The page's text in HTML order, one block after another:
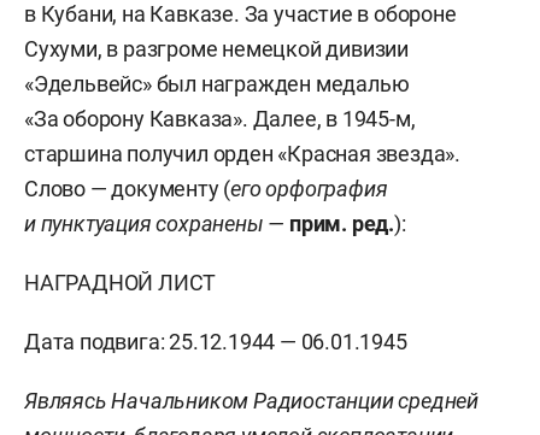
в Кубани, на Кавказе. За участие в обороне
Сухуми, в разгроме немецкой дивизии
«Эдельвейс» был награжден медалью
«За оборону Кавказа». Далее, в 1945-м,
старшина получил орден «Красная звезда».
Слово — документу (его орфография
и пунктуация сохранены — прим. ред.):
НАГРАДНОЙ ЛИСТ
Дата подвига: 25.12.1944 — 06.01.1945
Являясь Начальником Радиостанции средней